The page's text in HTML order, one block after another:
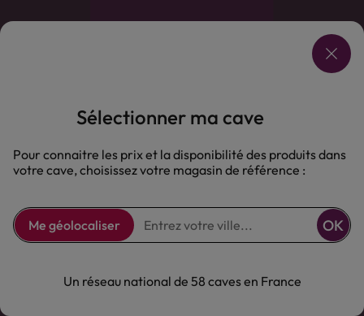
Comptoir des Vignes
Comptoir des Vignes
Notre offre
Sélectionner ma cave
Pour connaitre les prix et la disponibilité des produits dans
votre cave, choisissez votre magasin de référence :
Me géolocaliser OK
Un réseau national de 58 caves en France